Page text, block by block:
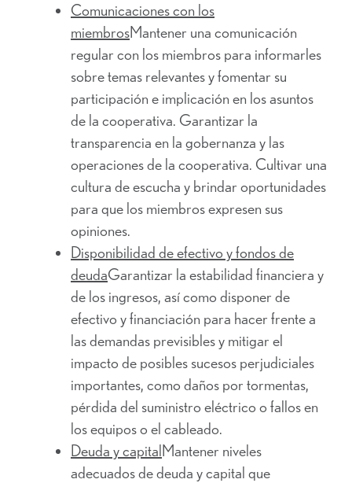
Comunicaciones con los
miembrosMantener una comunicación
regular con los miembros para informarles
sobre temas relevantes y fomentar su
participación e implicación en los asuntos
de la cooperativa. Garantizar la
transparencia en la gobernanza y las
operaciones de la cooperativa. Cultivar una
cultura de escucha y brindar oportunidades
para que los miembros expresen sus
opiniones.
Disponibilidad de efectivo y fondos de
deudaGarantizar la estabilidad financiera y
de los ingresos, así como disponer de
efectivo y financiación para hacer frente a
las demandas previsibles y mitigar el
impacto de posibles sucesos perjudiciales
importantes, como daños por tormentas,
pérdida del suministro eléctrico o fallos en
los equipos o el cableado.
Deuda y capitalMantener niveles
adecuados de deuda y capital que